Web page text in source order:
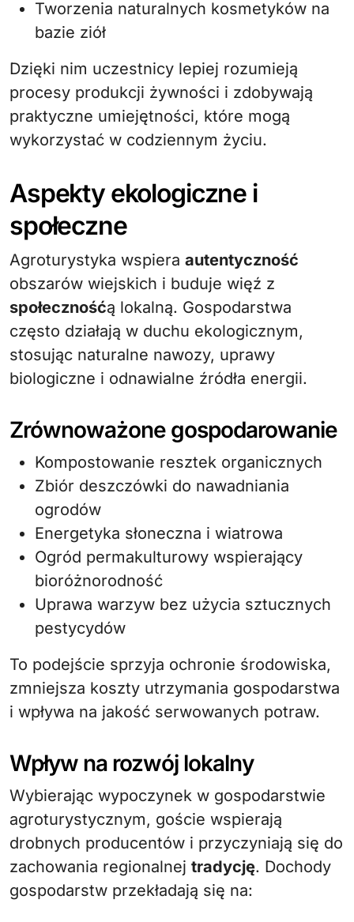
Tworzenia naturalnych kosmetyków na
bazie ziół
Dzięki nim uczestnicy lepiej rozumieją
procesy produkcji żywności i zdobywają
praktyczne umiejętności, które mogą
wykorzystać w codziennym życiu.
Aspekty ekologiczne i
społeczne
Agroturystyka wspiera autentyczność
obszarów wiejskich i buduje więź z
społecznośćą lokalną. Gospodarstwa
często działają w duchu ekologicznym,
stosując naturalne nawozy, uprawy
biologiczne i odnawialne źródła energii.
Zrównoważone gospodarowanie
Kompostowanie resztek organicznych
Zbiór deszczówki do nawadniania
ogrodów
Energetyka słoneczna i wiatrowa
Ogród permakulturowy wspierający
bioróżnorodność
Uprawa warzyw bez użycia sztucznych
pestycydów
To podejście sprzyja ochronie środowiska,
zmniejsza koszty utrzymania gospodarstwa
i wpływa na jakość serwowanych potraw.
Wpływ na rozwój lokalny
Wybierając wypoczynek w gospodarstwie
agroturystycznym, goście wspierają
drobnych producentów i przyczyniają się do
zachowania regionalnej tradycję. Dochody
gospodarstw przekładają się na: